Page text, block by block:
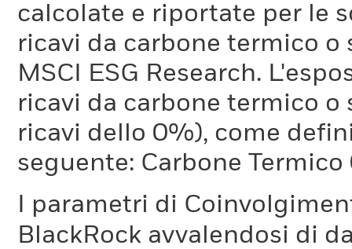
calcolate e riportate per le
ricavi da carbone termico
MSCI ESG Research.
ricavi da carbone termico
ricavi dello 0%), come
seguente: Carbone
I parametri di
BlackRock avvalendosi di